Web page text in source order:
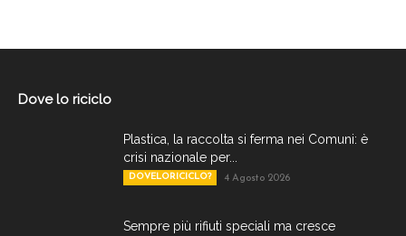
Dove lo riciclo
Plastica, la raccolta si ferma nei Comuni: è
crisi nazionale per...
DOVELORICICLO? 4 Agosto 2026
Sempre più rifiuti speciali ma cresce